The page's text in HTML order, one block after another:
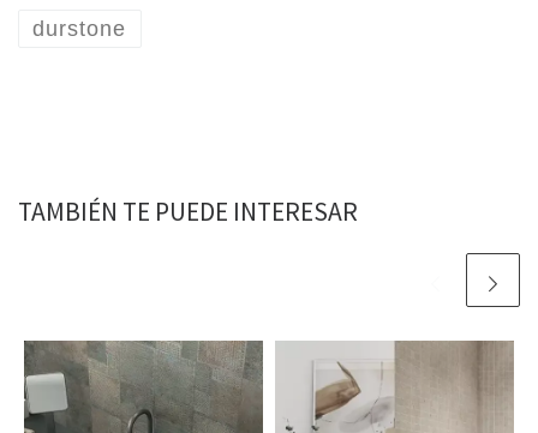
durstone
TAMBIÉN TE PUEDE INTERESAR